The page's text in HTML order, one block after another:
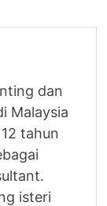
dan
Malaysia
tahun
isteri